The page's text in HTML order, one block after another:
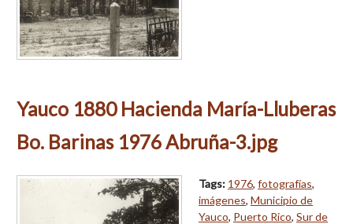
Yauco 1880 Hacienda María-Lluberas
Bo. Barinas 1976 Abruña-3.jpg
Tags: 1976, fotografías,
imágenes, Municipio de
Yauco, Puerto Rico, Sur de